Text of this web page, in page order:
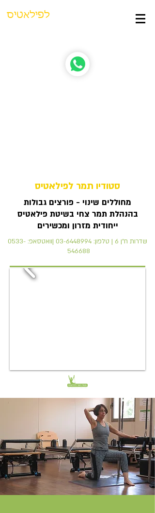
לפילאטיס
סטודיו תמר לפילאטיס
מחוללים שינוי - פורצים גבולות
בהנהלת תמר צחי בשיטת פילאטיס
ייחודית מזרון ומכשירים
שדרות ח"ן 6 | טלפון: 03-6448994 |וואטסאפ: 0533-
546688